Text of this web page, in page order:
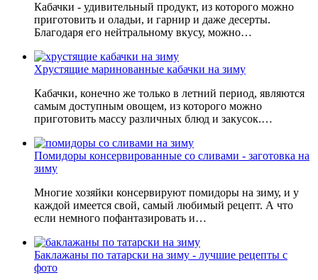
Кабачки - удивительный продукт, из которого можно
приготовить и оладьи, и гарнир и даже десерты.
Благодаря его нейтральному вкусу, можно…
Хрустящие маринованные кабачки на зиму
Кабачки, конечно же только в летний период, являются
самым доступным овощем, из которого можно
приготовить массу различных блюд и закусок.…
Помидоры консервированные со сливами - заготовка на
зиму
Многие хозяйки консервируют помидоры на зиму, и у
каждой имеется свой, самый любимый рецепт. А что
если немного пофантазировать и…
Баклажаны по татарски на зиму - лучшие рецепты с
фото